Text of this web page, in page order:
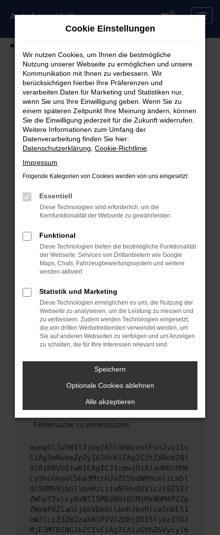
Zum
0
Fehler: Network Error
Beim Laden ist ein Fehler aufgetreten.
Hier sind ein paar Tipps, die dir helfen können:
Überprüfe deine Firewall und deine
Internetverbindung.
Laden andere Webseiten, zum Beispiel deine
Manche Erweiterungen, wie Werbeblocker,
können das Laden bestimmter Seiten
verhindern. Funktioniert die Seite in einem
Fenster?
Starte dein Gerät neu.
Das kann manchmal helfen, vorübergehende
Probleme zu beheben.
Stelle sicher, dass dein Browser und dein
Betriebssystem auf dem neuesten Stand
sind.
Veraltete Software birgt nicht nur ein
Sicherheitsrisiko, sondern kann auch dazu
führen, dass bestimmte Funktionen nicht mehr
Wende dich an den Webseitenbetreiber.
Wenn du alle oben genannten Schritte versucht
hast, kontaktiere uns bitte. Wir werden
versuchen, das Problem zu beheben. Du kannst
uns diesen Text schicken, um uns bei der
Fehlersuche zu unterstützen:
ewogICJuYW1lIjogIk5ldHdvcmtFcnJvciIs
CiAgImNvbmZpZyI6IHsKICAgICJtZXRob2Qi
OiAiR0VUIiwKICAgICJ1cmwiOiAiaHR0cHM6
Ly9hcGkueC5ha3MtcHJvZC5hdWRhcmlzLm5l
dC92MS9jbGllbnRzLzIxNTUvd2Vic2l0ZS12
ZWhpY2xlcy8xNTI5MDJBQlQlMjMxNDM4P2Zp
ZWxkPXZlaGljbGVDbGllbnRJbnRlcm5hbE51
bWJlciZ3ZWJzaXRlPTVlZDBjZDI5YjkzZTU2
MjE3MTBiNGJkZCIsCiAgICAiaGVhZGVycyI6
Cookie Einstellungen
Wir nutzen Cookies, um Ihnen die bestmögliche
Nutzung unserer Webseite zu ermöglichen und unsere
Kommunikation mit Ihnen zu verbessern. Wir
berücksichtigen hierbei Ihre Präferenzen und
verarbeiten Daten für Marketing und Statistiken nur,
wenn Sie uns Ihre Einwilligung geben. Wenn Sie zu
einem späteren Zeitpunkt Ihre Meinung ändern, können
Sie die Einwilligung jederzeit für die Zukunft widerrufen.
Weitere Informationen zum Umfang der
Datenverarbeitung finden Sie hier:
Datenschutzerklärung Cookie-Richtlinie
Impressum
Folgende Kategorien von Cookies werden von uns eingesetzt:
Essentiell
Diese Technologien sind erforderlich, um die
Kernfunktionalität der Webseite zu gewährleisten.
Funktional
Diese Technologien bieten die bestmögliche Funktionalität
der Webseite. Services von Drittanbietern wie Google
Maps, Chats, Fahrzeugbewertungssystem und weitere
werden aktiviert.
Statistik und Marketing
Diese Technologien ermöglichen es uns, die Nutzung der
Webseite zu analysieren, um die Leistung zu messen und
zu verbessern. Zudem werden Technologien eingesetzt,
die von dritten Werbetreibenden verwendet werden, um
Sie auf anderen Webseiten zu verfolgen und um Anzeigen
zu schalten, die für Ihre Interessen relevant sind.
Speichern
Optionale Cookies ablehnen
Alle akzeptieren